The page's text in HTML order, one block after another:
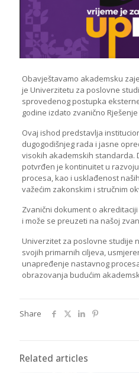
Obavještavamo akademsku
je Univerzitetu za poslovne
sprovedenog postupka
godine izdato zvanično
Ovaj ishod predstavlja
dugogodišnjeg rada i jasne
visokih akademskih standarda.
potvrđen je kontinuitet u
procesa, kao i usklađenost
važećim zakonskim i stručnim
Zvanični dokument o
i može se preuzeti na našoj
Univerzitet za poslovne studije
svojih primarnih ciljeva,
unapređenje nastavnog
obrazovanja budućim
Share
Related articles